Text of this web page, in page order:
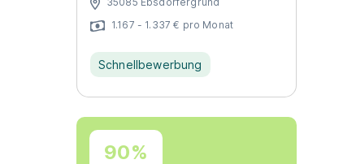
1.167 - 1.337 € pro Monat
Schnellbewerbung
90%